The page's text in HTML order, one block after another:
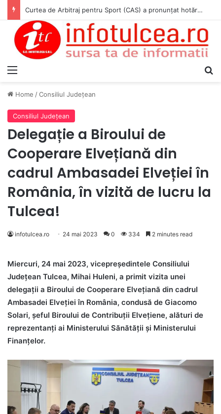
MMAP dezminte informațiile false despre Strategia biodiversității
Home /Consiliul Judeţean
Consiliul Judeţean
Delegație a Biroului de
Cooperare Elvețiană din
cadrul Ambasadei Elveției în
România, în vizită de lucru la
Tulcea!
infotulcea.ro 24 mai 2023 0 334 2 minutes read
Miercuri, 24 mai 2023, vicepreședintele Consiliului
Județean Tulcea, Mihai Huleni, a primit vizita unei
delegații a Biroului de Cooperare Elvețiană din cadrul
Ambasadei Elveției în România, condusă de Giacomo
Solari, șeful Biroului de Contribuții Elvețiene, alături de
reprezentanți ai Ministerului Sănătății și Ministerului
Finanțelor.